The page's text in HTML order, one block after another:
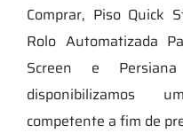
Comprar, Piso Quick
Rolo Automatizada
Screen e
disponibilizamos
competente a fim de